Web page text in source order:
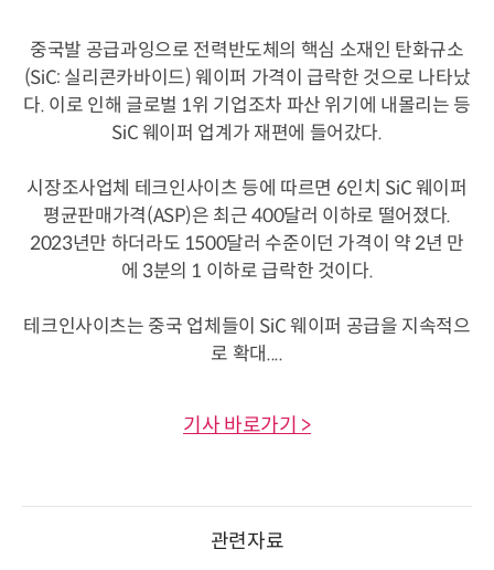
중국발 공급과잉으로 전력반도체의 핵심 소재인 탄화규소
(SiC: 실리콘카바이드) 웨이퍼 가격이 급락한 것으로 나타났
다. 이로 인해 글로벌 1위 기업조차 파산 위기에 내몰리는 등
SiC 웨이퍼 업계가 재편에 들어갔다.
시장조사업체 테크인사이츠 등에 따르면 6인치 SiC 웨이퍼
평균판매가격(ASP)은 최근 400달러 이하로 떨어졌다.
2023년만 하더라도 1500달러 수준이던 가격이 약 2년 만
에 3분의 1 이하로 급락한 것이다.
테크인사이츠는 중국 업체들이 SiC 웨이퍼 공급을 지속적으
로 확대....
기사 바로가기 >
관련자료